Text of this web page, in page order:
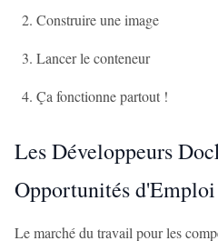
Construire une image
Lancer le conteneur
Ça fonctionne partout !
Les Développeurs
Opportunités d'Emploi
Le marché du travail pour les